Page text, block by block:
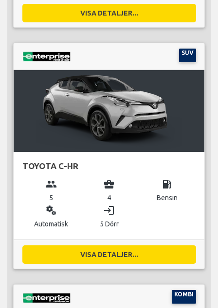
VISA DETALJER...
SUV
TOYOTA C-HR
group
5
business_center
4
local_gas_station
Bensin
miscellaneous_services
Automatisk
login
5 Dörr
VISA DETALJER...
KOMBI